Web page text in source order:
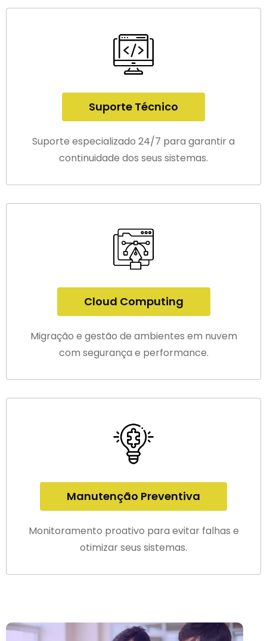
Suporte Técnico
Suporte especializado 24/7 para garantir a
continuidade dos seus sistemas.
Cloud Computing
Migração e gestão de ambientes em nuvem
com segurança e performance.
Manutenção Preventiva
Monitoramento proativo para evitar falhas e
otimizar seus sistemas.